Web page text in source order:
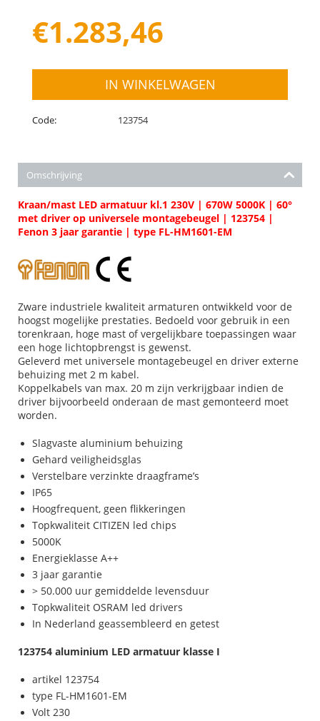
€1.283,46
IN WINKELWAGEN
Code: 123754
Omschrijving
Kraan/mast LED armatuur kl.1 230V | 670W 5000K | 60°
met driver op universele montagebeugel | 123754 |
Fenon 3 jaar garantie | type FL-HM1601-EM
Zware industriele kwaliteit armaturen ontwikkeld voor de
hoogst mogelijke prestaties. Bedoeld voor gebruik in een
torenkraan, hoge mast of vergelijkbare toepassingen waar
een hoge lichtopbrengst is gewenst.
Geleverd met universele montagebeugel en driver externe
behuizing met 2 m kabel.
Koppelkabels van max. 20 m zijn verkrijgbaar indien de
driver bijvoorbeeld onderaan de mast gemonteerd moet
worden.
Slagvaste aluminium behuizing
Gehard veiligheidsglas
Verstelbare verzinkte draagframe’s
IP65
Hoogfrequent, geen flikkeringen
Topkwaliteit CITIZEN led chips
5000K
Energieklasse A++
3 jaar garantie
> 50.000 uur gemiddelde levensduur
Topkwaliteit OSRAM led drivers
In Nederland geassembleerd en getest
123754 aluminium LED armatuur klasse I
artikel 123754
type FL-HM1601-EM
Volt 230